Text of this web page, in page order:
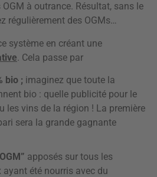
à outrance. Résultat, sans le
régulièrement des OGMs…
système en créant une
. Cela passe par
bio ; imaginez que toute la
bio : quelle publicité pour le
vins de la région ! La première
sera la grande gagnante
apposés sur tous les
été nourris avec du